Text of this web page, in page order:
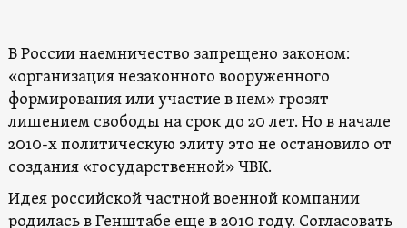
В России наемничество запрещено законом:
«организация незаконного вооруженного
формирования или участие в нем» грозят
лишением свободы на срок до 20 лет. Но в начале
2010-х политическую элиту это не остановило от
создания «государственной» ЧВК.
Идея российской частной военной компании
родилась в Генштабе еще в 2010 году. Согласовать